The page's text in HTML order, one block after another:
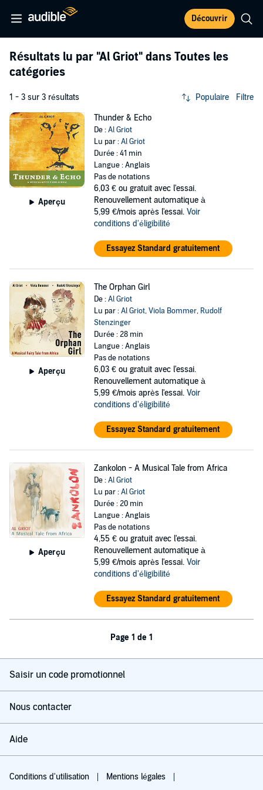
Découvrir
Résultats lu par "Al Griot" dans Toutes les
catégories
1 - 3 sur 3 résultats Populaire Filtre
Aperçu
Thunder & Echo
De :Al Griot
Lu par :Al Griot
Durée : 41 min
Langue : Anglais
Pas de notations
6,03 € ou gratuit avec l'essai.
Renouvellement automatique à
5,99 €/mois après l'essai. Voir
conditions d'éligibilité
Essayez Standard gratuitement
Aperçu
The Orphan Girl
De :Al Griot
Lu par :Al Griot,Viola Bommer, Rudolf
Stenzinger
Durée : 28 min
Langue : Anglais
Pas de notations
6,03 € ou gratuit avec l'essai.
Renouvellement automatique à
5,99 €/mois après l'essai. Voir
conditions d'éligibilité
Essayez Standard gratuitement
Aperçu
Zankolon - A Musical Tale from Africa
De :Al Griot
Lu par :Al Griot
Durée : 20 min
Langue : Anglais
Pas de notations
4,55 € ou gratuit avec l'essai.
Renouvellement automatique à
5,99 €/mois après l'essai. Voir
conditions d'éligibilité
Essayez Standard gratuitement
Page 1 de 1
Saisir un code promotionnel
Nous contacter
Aide
Conditions d'utilisation Mentions légales